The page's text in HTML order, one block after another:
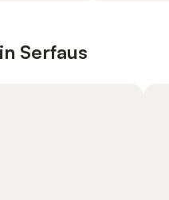
Serfaus